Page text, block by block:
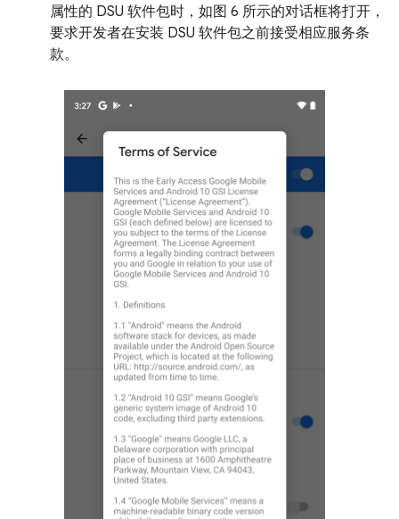
属性的 DSU 软件包时，如图 6 所示的对话框将打开，
要求开发者在安装 DSU 软件包之前接受相应服务条
款。